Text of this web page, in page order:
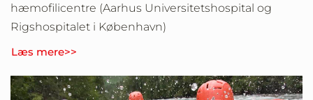
hæmofilicentre (Aarhus Universitetshospital og
Rigshospitalet i København)
Læs mere>>